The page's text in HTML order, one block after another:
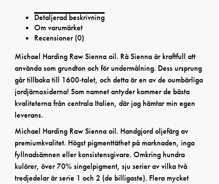
Detaljerad beskrivning
Om varumärket
Recensioner (0)
Michael Harding Raw Sienna oil. Rå Sienna är kraftfull att
använda som grundton och för undermålning. Dess ursprung
går tillbaka till 1600‑talet, och detta är en av de oumbärliga
jordjärnoxiderna! Som namnet antyder kommer de bästa
kvaliteterna från centrala Italien, där jag hämtar min egen
leverans.
Michael Harding Raw Sienna oil. Handgjord oljefärg av
premiumkvalitet. Högst pigmenttäthet på marknaden, inga
fyllnadsämnen eller konsistensgivare. Omkring hundra
kulörer, över 70% singelpigment, sju serier av vilka två
tredjedelar är serie 1 och 2 (de billigaste). Flera mycket